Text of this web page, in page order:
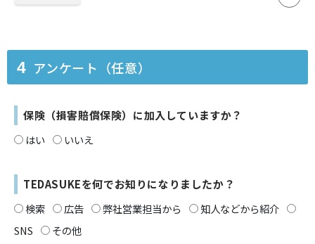
4 アンケート（任意）
保険（損害賠償保険）に加入していますか？
はい
いいえ
TEDASUKEを何でお知りになりましたか？
検索
広告 弊社営業担当から
知人などから紹介
SNS
その他